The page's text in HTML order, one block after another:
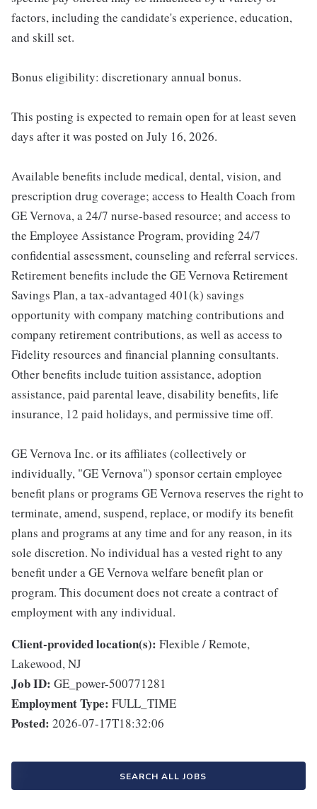
factors, including the candidate's experience, education,
and skill set.
Bonus eligibility: discretionary annual bonus.
This posting is expected to remain open for at least seven
days after it was posted on July 16, 2026.
Available benefits include medical, dental, vision, and
prescription drug coverage; access to Health Coach from
GE Vernova, a 24/7 nurse-based resource; and access to
the Employee Assistance Program, providing 24/7
confidential assessment, counseling and referral services.
Retirement benefits include the GE Vernova Retirement
Savings Plan, a tax-advantaged 401(k) savings
opportunity with company matching contributions and
company retirement contributions, as well as access to
Fidelity resources and financial planning consultants.
Other benefits include tuition assistance, adoption
assistance, paid parental leave, disability benefits, life
insurance, 12 paid holidays, and permissive time off.
GE Vernova Inc. or its affiliates (collectively or
individually, "GE Vernova") sponsor certain employee
benefit plans or programs GE Vernova reserves the right to
terminate, amend, suspend, replace, or modify its benefit
plans and programs at any time and for any reason, in its
sole discretion. No individual has a vested right to any
benefit under a GE Vernova welfare benefit plan or
program. This document does not create a contract of
employment with any individual.
Client-provided location(s): Flexible / Remote,
Lakewood, NJ
Job ID: GE_power-500771281
Employment Type: FULL_TIME
Posted: 2026-07-17T18:32:06
SEARCH ALL JOBS